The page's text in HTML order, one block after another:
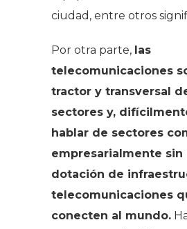
ciudad, entre otros
Por otra parte, las
telecomunicaciones
tractor y transversal
sectores y,
hablar de sectores
empresarialmente sin
dotación de
telecomunicaciones
conecten al mundo.